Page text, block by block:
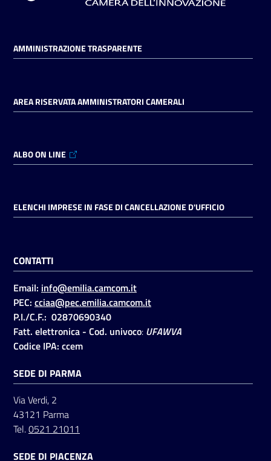
AMMINISTRAZIONE TRASPARENTE
AREA RISERVATA AMMINISTRATORI CAMERALI
ALBO ON LINE
ELENCHI IMPRESE IN FASE DI CANCELLAZIONE D'UFFICIO
CONTATTI
Email: info@emilia.camcom.it
PEC: cciaa@pec.emilia.camcom.it
P.I./C.F.: 02870690340
Fatt. elettronica - Cod. univoco: UFAWVA
Codice IPA: ccem
SEDE DI PARMA
Via Verdi, 2
43121 Parma
Tel.0521 21011
SEDE DI PIACENZA